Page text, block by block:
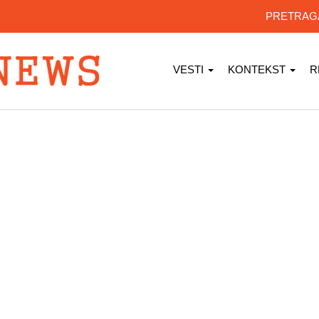
VESTI KONTEKST